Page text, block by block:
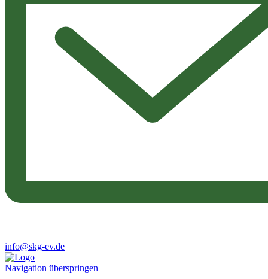
info@skg-ev.de
Navigation überspringen